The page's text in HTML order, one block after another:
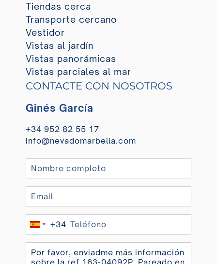
Tiendas cerca
Transporte cercano
Vestidor
Vistas al jardín
Vistas panorámicas
Vistas parciales al mar
CONTACTE CON NOSOTROS
Ginés García
+34 952 82 55 17
info@nevadomarbella.com
Spain+34